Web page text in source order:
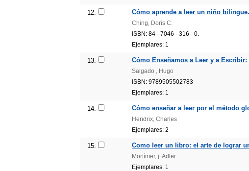
12. Cómo aprende a leer un niño
Ching, Doris C.
ISBN: 84 - 7046 - 316 - 0.
Ejemplares: 1
13. Cómo Enseñamos a Leer y a
Salgado , Hugo
ISBN: 9789505502783
Ejemplares: 1
14. Cómo enseñar a leer por el método
Hendrix, Charles
Ejemplares: 2
15. Como leer un libro: el arte de lograr
Mortímer, j. Adler
Ejemplares: 1